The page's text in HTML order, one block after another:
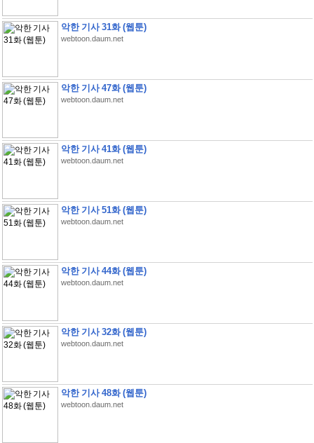
악한 기사 31화 (웹툰)
webtoon.daum.net
악한 기사 47화 (웹툰)
webtoon.daum.net
악한 기사 41화 (웹툰)
webtoon.daum.net
악한 기사 51화 (웹툰)
webtoon.daum.net
악한 기사 44화 (웹툰)
webtoon.daum.net
악한 기사 32화 (웹툰)
webtoon.daum.net
악한 기사 48화 (웹툰)
webtoon.daum.net